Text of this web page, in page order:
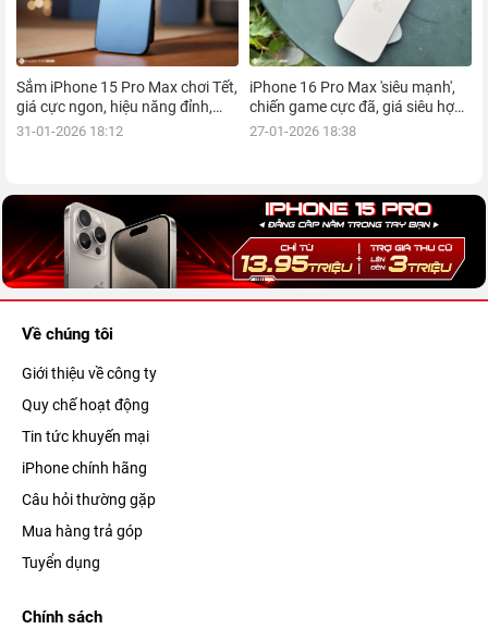
Sắm iPhone 15 Pro Max chơi Tết,
giá cực ngon, hiệu năng đỉnh,
kèm nhiều ưu đãi, mua ngay!
31-01-2026 18:12
iPhone 16 Pro Max 'siêu mạnh',
chiến game cực đã, giá siêu hợp
lý, mua ngay!
27-01-2026 18:38
Về chúng tôi
Giới thiệu về công ty
Quy chế hoạt động
Tin tức khuyến mại
iPhone chính hãng
Câu hỏi thường gặp
Mua hàng trả góp
Tuyển dụng
Chính sách